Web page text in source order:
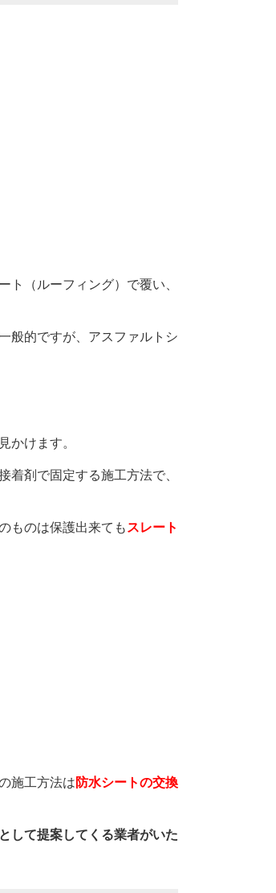
ト（ルーフィング）で覆い、
般的ですが、アスファルトシ
かけます。
着剤で固定する施工方法で、
ものは保護出来ても スレート
施工方法は 防水シートの交換
して提案してくる業者がいた